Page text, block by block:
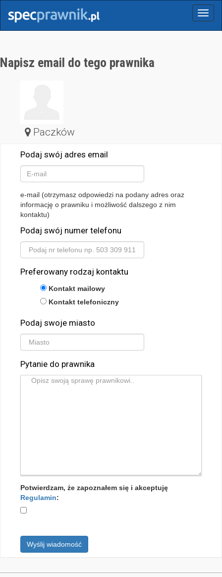
Menu
Napisz email do tego prawnika
Paczków
Podaj swój adres email
e-mail (otrzymasz odpowiedzi na podany adres oraz
informację o prawniku i możliwość dalszego z nim
kontaktu)
Podaj swój numer telefonu
Preferowany rodzaj kontaktu
Kontakt mailowy
Kontakt telefoniczny
Podaj swoje miasto
Pytanie do prawnika
Potwierdzam, że zapoznałem się i akceptuję
Regulamin:
Wyślij wiadomość